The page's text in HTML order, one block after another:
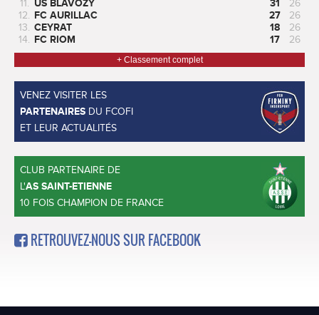
11. US BLAVOZY 31
26
12. FC AURILLAC 27
26
13. CEYRAT 18
26
14. FC RIOM 17 26
+ Classement complet
VENEZ VISITER LES
PARTENAIRES DU FCOFI
ET LEUR ACTUALITÉS
CLUB PARTENAIRE DE
L'AS SAINT-ETIENNE
10 FOIS CHAMPION DE FRANCE
RETROUVEZ-NOUS SUR FACEBOOK